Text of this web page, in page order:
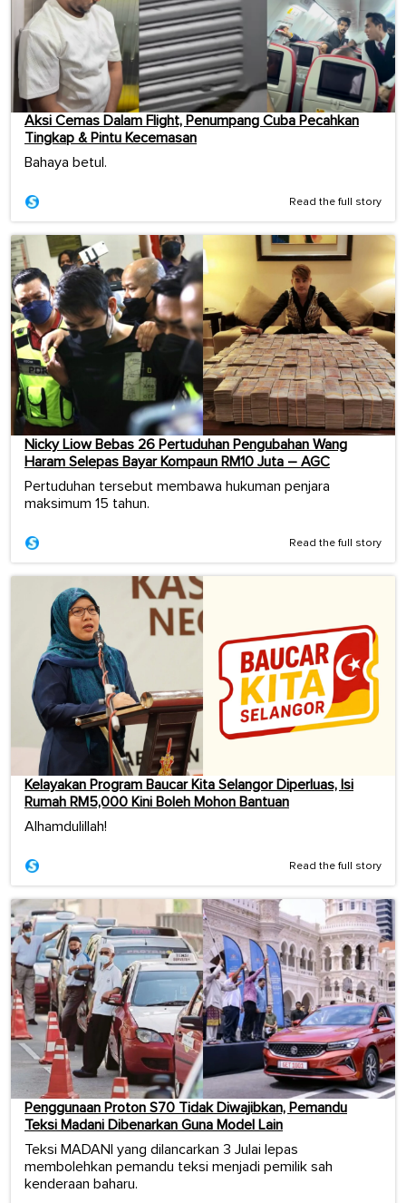
Aksi Cemas Dalam Flight, Penumpang Cuba Pecahkan
Tingkap & Pintu Kecemasan
Bahaya betul.
Read the full story
Nicky Liow Bebas 26 Pertuduhan Pengubahan Wang
Haram Selepas Bayar Kompaun RM10 Juta – AGC
Pertuduhan tersebut membawa hukuman penjara
maksimum 15 tahun.
Read the full story
Kelayakan Program Baucar Kita Selangor Diperluas, Isi
Rumah RM5,000 Kini Boleh Mohon Bantuan
Alhamdulillah!
Read the full story
Penggunaan Proton S70 Tidak Diwajibkan, Pemandu
Teksi Madani Dibenarkan Guna Model Lain
Teksi MADANI yang dilancarkan 3 Julai lepas
membolehkan pemandu teksi menjadi pemilik sah
kenderaan baharu.